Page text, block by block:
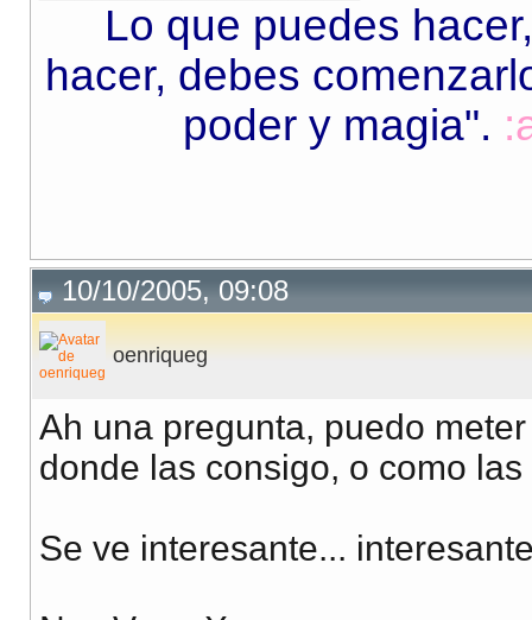
Lo que puedes
hacer, debes
poder y magia".
10/10/2005, 09:08
oenriqueg
Ah una pregunta, puedo
donde las consigo, o como las
Se ve interesante...